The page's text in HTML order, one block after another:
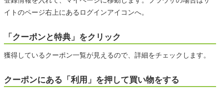
イトのページ右上にあるログインアイコンへ。
「クーポンと特典」をクリック
獲得しているクーポン一覧が見えるので、詳細をチェックします。
クーポンにある「利用」を押して買い物をする